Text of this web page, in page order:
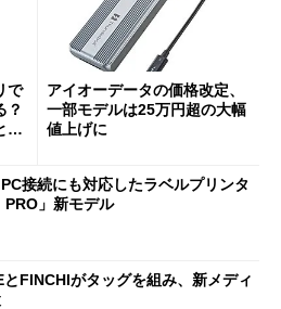
で
？
アイオーデータの価格改定、
一部モデルは25万円超の大幅
値上げに
接続にも対応したラベルプリンタ
PRO」新モデル
とFINCHIがタッグを組み、新メディ